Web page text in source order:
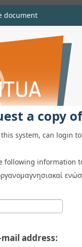
document
document
a copy
this system, can login
following information
address: